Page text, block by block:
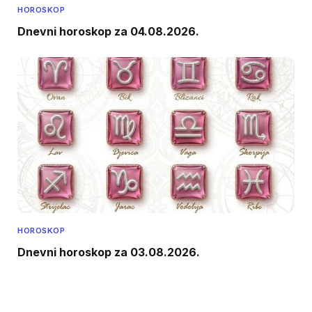
HOROSKOP
Dnevni horoskop za 04.08.2026.
HOROSKOP
Dnevni horoskop za 03.08.2026.